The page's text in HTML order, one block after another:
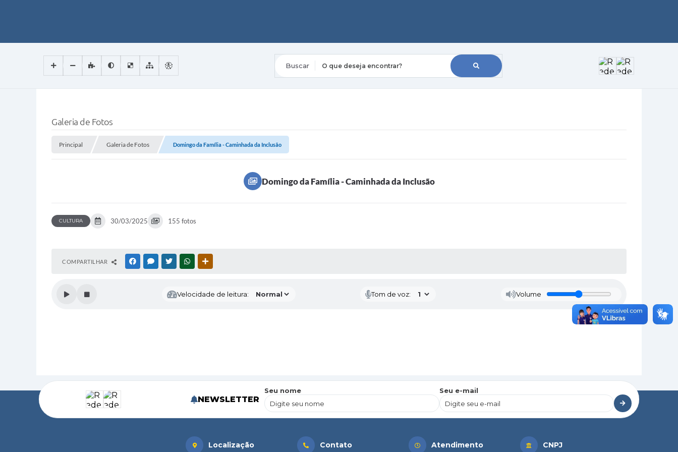
Galeria de Fotos
Principal Galeria de Fotos Domingo da Família - Caminhada da Inclusão
Domingo da Família - Caminhada da Inclusão
CULTURA 30/03/2025 155 fotos
COMPARTILHAR FACEBOOKMESSENGER
TWITTERWHATSAPP
Velocidade de leitura: Tom de voz: Volume
NEWSLETTER
Seu nome Seu e-mail
Localização Contato Atendimento CNPJ